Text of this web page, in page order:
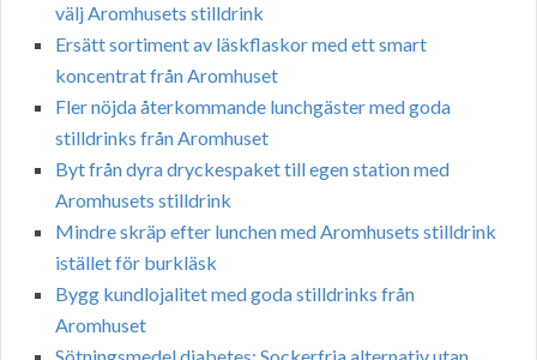
välj Aromhusets stilldrink
Ersätt sortiment av läskflaskor med ett smart
koncentrat från Aromhuset
Fler nöjda återkommande lunchgäster med goda
stilldrinks från Aromhuset
Byt från dyra dryckespaket till egen station med
Aromhusets stilldrink
Mindre skräp efter lunchen med Aromhusets stilldrink
istället för burkläsk
Bygg kundlojalitet med goda stilldrinks från
Aromhuset